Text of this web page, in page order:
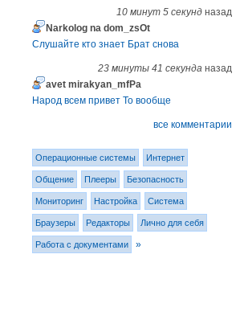
10 минут 5 секундназад
Narkolog na dom_zsOt
Слушайте кто знает Брат снова
23 минуты 41 секунданазад
avet mirakyan_mfPa
Народ всем привет То вообще
все комментарии
Операционные системы Интернет
Общение Плееры Безопасность
Мониторинг Настройка Система
Браузеры Редакторы Лично для себя
Работа с документами »